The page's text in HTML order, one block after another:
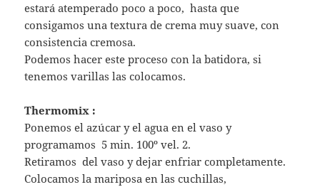
estará atemperado poco a poco, hasta que
consigamos una textura de crema muy suave, con
consistencia cremosa.
Podemos hacer este proceso con la batidora, si
tenemos varillas las colocamos.
Thermomix :
Ponemos el azúcar y el agua en el vaso y
programamos 5 min. 100º vel. 2.
Retiramos del vaso y dejar enfriar completamente.
Colocamos la mariposa en las cuchillas,